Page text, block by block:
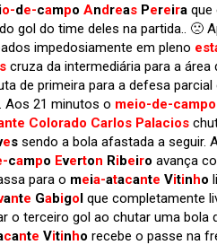
io-de-campo Andreas Pereira que
gol do time deles na partida.. 🙁
impedosiamente em pleno
cruza da intermediária para a área
de primeira para a defesa parcial
Aos 21 minutos o meio-de-
Colorado Carlos Palacios
es sendo a bola afastada a seguir.
campo Everton Ribeiro avança
para o meia-atacante Vitinho
ante Gabigol que completamente
o terceiro gol ao chutar uma bola
cante Vitinho recebe o passe na